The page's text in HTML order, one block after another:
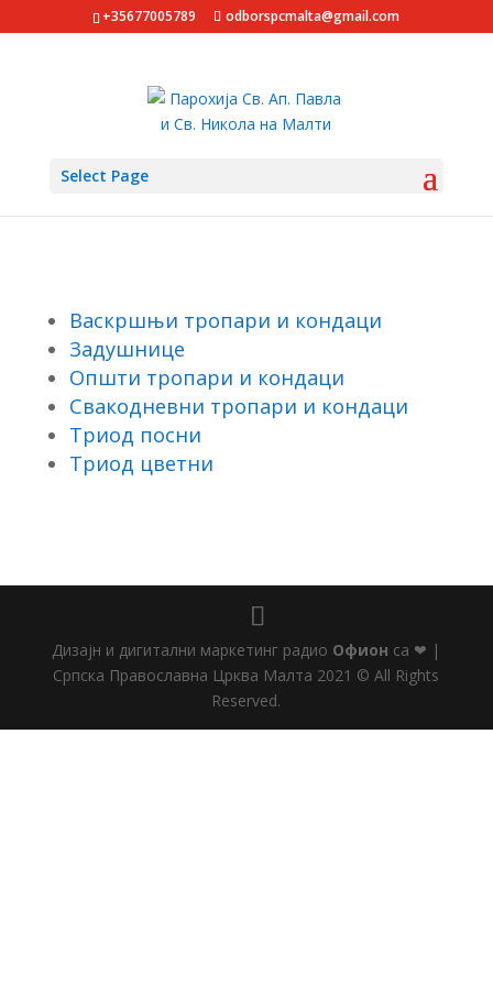
+35677005789 odborspcmalta@gmail.com
Select Page
Васкршњи тропари и кондаци
Задушнице
Општи тропари и кондаци
Свакодневни тропари и кондаци
Триод посни
Триод цветни
Дизајн и дигитални маркетинг радио Офион са ❤ |
Српска Православна Црква Малта 2021 © All Rights
Reserved.